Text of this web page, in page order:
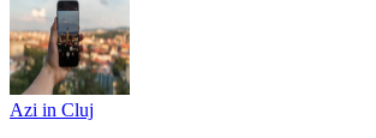
Azi in Cluj